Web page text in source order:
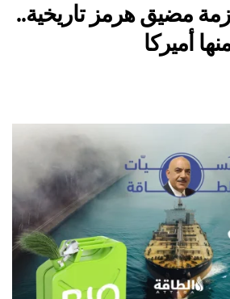
مضيق هرمز تاريخية..
أميركا